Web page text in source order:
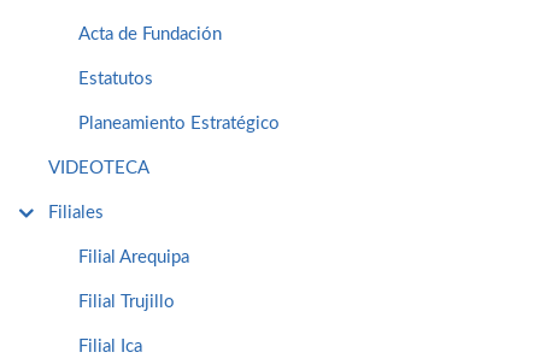
Acta de Fundación
Estatutos
Planeamiento Estratégico
VIDEOTECA
Filiales
Filial Arequipa
Filial Trujillo
Filial Ica